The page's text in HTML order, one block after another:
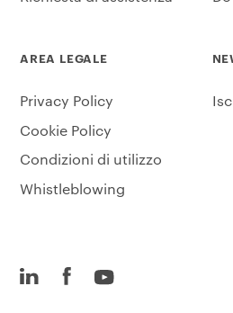
AREA LEGALE
Privacy Policy
Cookie Policy
Condizioni di utilizzo
Whistleblowing